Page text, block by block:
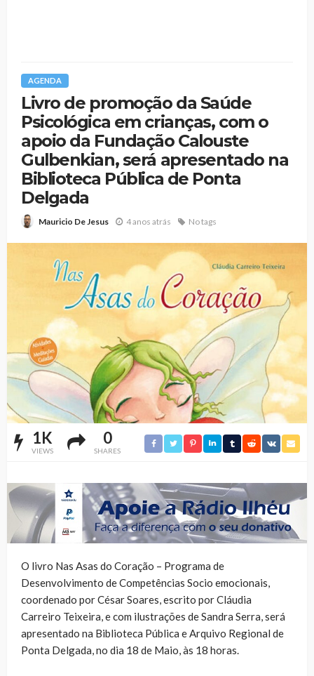
AGENDA
Livro de promoção da Saúde
Psicológica em crianças, com o
apoio da Fundação Calouste
Gulbenkian, será apresentado na
Biblioteca Pública de Ponta
Delgada
Mauricio De Jesus 4 anos atrás No tags
1K
VIEWS
0
SHARES
O livro Nas Asas do Coração – Programa de
Desenvolvimento de Competências Socio emocionais,
coordenado por César Soares, escrito por Cláudia
Carreiro Teixeira, e com ilustrações de Sandra Serra, será
apresentado na Biblioteca Pública e Arquivo Regional de
Ponta Delgada, no dia 18 de Maio, às 18 horas.